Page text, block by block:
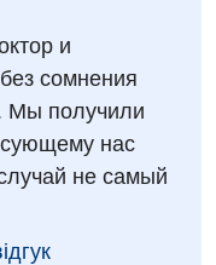
и
сомнения
Мы получили
нас
не самый